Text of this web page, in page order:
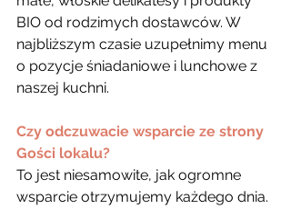
BIO od rodzimych dostawców. W
najbliższym czasie uzupełnimy menu
o pozycje śniadaniowe i lunchowe z
naszej kuchni.
Czy odczuwacie wsparcie ze strony
Gości lokalu?
To jest niesamowite, jak ogromne
wsparcie otrzymujemy każdego dnia.